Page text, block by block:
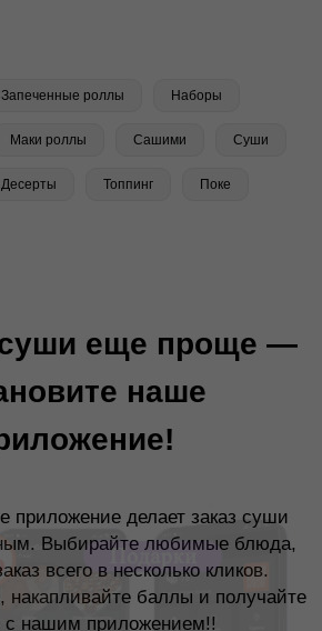
Запеченные роллы Наборы
Маки роллы Сашими Суши
Десерты Топпинг Поке